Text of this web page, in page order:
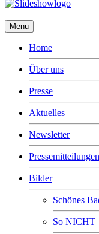
Menu
Home
Über uns
Presse
Aktuelles
Newsletter
Pressemitteilungen
Bilder
Schönes
So NICHT